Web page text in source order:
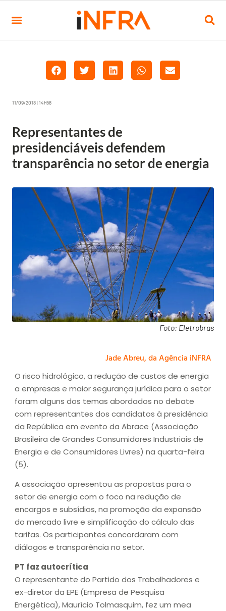
11/09/2018 | 14h58
Representantes de
presidenciáveis defendem
transparência no setor de energia
Foto: Eletrobras
Jade Abreu, da Agência iNFRA
O risco hidrológico, a redução de custos de energia
a empresas e maior segurança jurídica para o setor
foram alguns dos temas abordados no debate
com representantes dos candidatos à presidência
da República em evento da Abrace (Associação
Brasileira de Grandes Consumidores Industriais de
Energia e de Consumidores Livres) na quarta-feira
(5).
A associação apresentou as propostas para o
setor de energia com o foco na redução de
encargos e subsídios, na promoção da expansão
do mercado livre e simplificação do cálculo das
tarifas. Os participantes concordaram com
diálogos e transparência no setor.
PT faz autocrítica
O representante do Partido dos Trabalhadores e
ex-diretor da EPE (Empresa de Pesquisa
Energética), Maurício Tolmasquim, fez um mea